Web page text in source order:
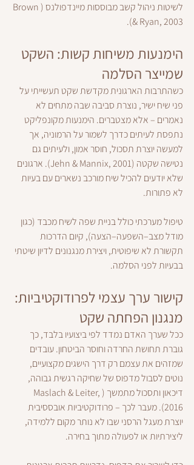
לשיטות ניהול קשב מבוססות מיינדפולנס (Brown
& Ryan, 2003).
הימנעות משיחות קשות: השקט
שמייצר הסלמה
כשהתרבות הארגונית מקדשת שקט תעשייתי על
פני שיח ישיר, נוצרת סביבה שבה מתחים לא
נאמרים – אלא מצטברים. הימנעות מקונפליקט
נתפסת לעיתים כדרך לשמור על הרמוניה, אך
למעשה יוצרת תסכול, חוסר אמון, ולעיתים גם
נטישה שקטה (Jehn & Mannix, 2001). ארגונים
שלא יודעים להכיל שיח מורכב נשארים עם בעיות
לא פתורות.
טיפול מערכתי כולל בניית שפה לשיח מכבד (כגון
מודל מצב–השפעה–הצעה), קיום הדרכות
תקשורת לא שיפוטית, ויצירת מנגנונים לדיון שיטתי
בבעיות לפני הסלמה.
קישור ערך עצמי לפרודוקטיביות:
מנגנון הפחתה שקט
ככל שערך האדם נמדד לפי ביצועיו בלבד, כך
גוברת תחושת החרדה וחוסר הביטחון. עובדים
שמזהים את עצמם רק דרך הישגים מקצועיים,
נוטים לסבול מדפוס של שחיקה רגשית גבוהה,
דיכאון ותסכול מתמשך (Maslach & Leiter,
2016). מעבר לכך – פרודוקטיביות אובססיבית
יוצרת מעגל הרסני שבו לא נותר מקום ללמידה,
ליצירתיות או לפעולה מתוך בחירה.